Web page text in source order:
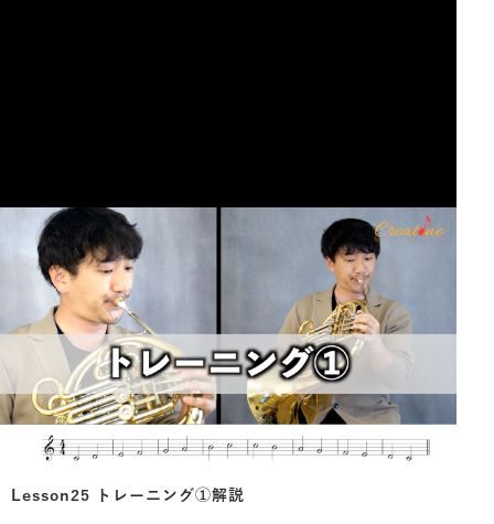
Lesson25 トレーニング①解説